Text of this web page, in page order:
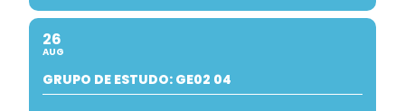
26
AUG
GRUPO DE ESTUDO: GE02 04